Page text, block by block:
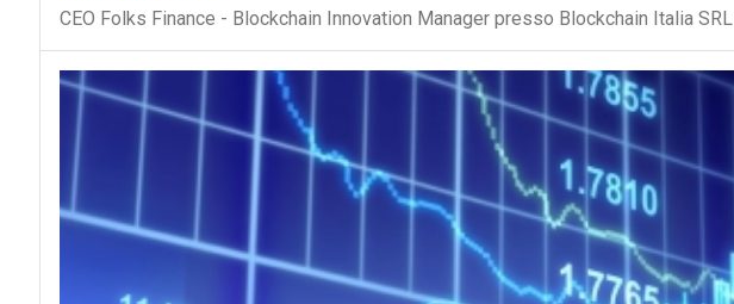
CEO Folks Finance - Blockchain Innovation Manager presso Blockchain Italia SRL